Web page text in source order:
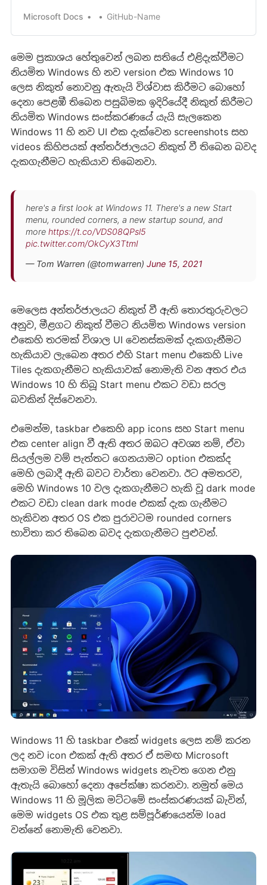
Microsoft Docs GitHub-Name
මෙම ප්‍රකාශය හේතුවෙන් ලබන සතියේ එළිදැක්වීමට
නියමිත Windows හි නව version එක Windows 10
ලෙස නිකුත් නොවනු ඇතැයි විශ්වාස කිරීමට බොහෝ
දෙනා පෙළඹී තිබෙන පසුබිමක ඉදිරියේදී නිකුත් කිරීමට
නියමිත Windows සංස්කරණයේ යැයි සැලකෙන
Windows 11 හි නව UI එක දැක්වෙන screenshots සහ
videos කිහිපයක් අන්තර්ජාලයට නිකුත් වී තිබෙන බවද
දැකගැනීමට හැකියාව තිබෙනවා.
here's a first look at Windows 11. There's a new Start
menu, rounded corners, a new startup sound, and
more https://t.co/VDS08QPsl5
pic.twitter.com/OkCyX3TtmI
— Tom Warren (@tomwarren) June 15, 2021
මෙලෙස අන්තර්ජාලයට නිකුත් වී ඇති තොරතුරුවලට
අනුව, මීළගට නිකුත් වීමට නියමිත Windows version
එකෙහි තරමක් විශාල UI වෙනස්කමක් දැකගැනීමට
හැකියාව ලැබෙන අතර එහි Start menu එකෙහි Live
Tiles දැකගැනීමට හැකියාවක් නොමැති වන අතර එය
Windows 10 හි තිබූ Start menu එකට වඩා සරල
බවකින් දිස්වෙනවා.
එමෙන්ම, taskbar එකෙහි app icons සහ Start menu
එක center align වී ඇති අතර ඔබට අවශ්‍ය නම්, ඒවා
සියල්ලම වම් පැත්තට ගෙනයාමට option එකක්ද
මෙහි ලබාදී ඇති බවට වාර්තා වෙනවා. ඊට අමතරව,
මෙහි Windows 10 වල දැකගැනීමට හැකි වූ dark mode
එකට වඩා clean dark mode එකක් දැක ගැනීමට
හැකිවන අතර OS එක පුරාවටම rounded corners
භාවිතා කර තිබෙන බවද දැකගැනීමට පුළුවන්.
Windows 11 හි taskbar එකේ widgets ලෙස නම් කරන
ලද නව icon එකක් ඇති අතර ඒ සමඟ Microsoft
සමාගම විසින් Windows widgets නැවත ගෙන එනු
ඇතැයි බොහෝ දෙනා අපේක්ෂා කරනවා. නමුත් මෙය
Windows 11 හි මූලික මට්ටමේ සංස්කරණයක් බැවින්,
මෙම widgets OS එක තුළ සම්පූර්ණයෙන්ම load
වන්නේ නොමැති වෙනවා.